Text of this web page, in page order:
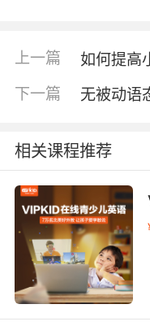
妙屋》等。在这个
英语，动画片里丰
动作、甚至是背景
象，最后你将发
了。孩子会自觉
仿，在快乐中学习
接着，家长可引导
单词联系到生活
物品和对话来激
的兴趣。家长可主
说英语，陪伴孩子
上一篇 如何提高
下一篇 无被动语
相关课程推荐